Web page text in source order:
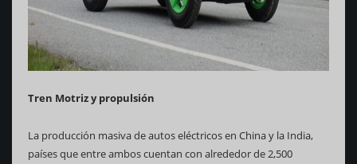
Tren Motriz y propulsión
La producción masiva de autos eléctricos en China y la India,
países que entre ambos cuentan con alrededor de 2,500